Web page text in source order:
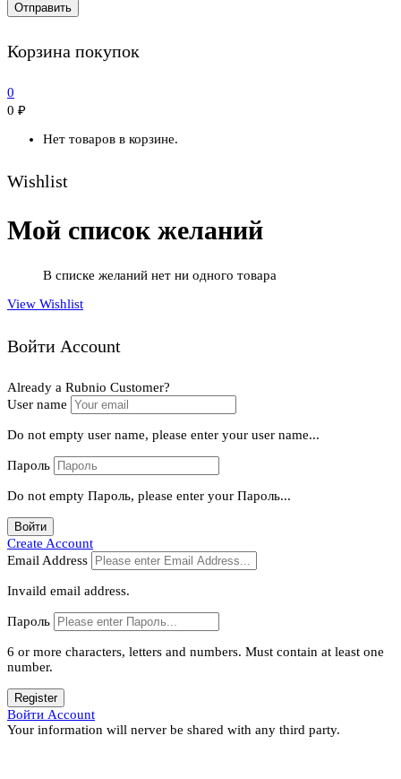
Корзина покупок
0
0 ₽
Нет товаров в корзине.
Wishlist
Мой список желаний
В списке желаний нет ни одного товара
View Wishlist
Войти Account
Already a Rubnio Customer?
User name
Do not empty user name, please enter your user name...
Пароль
Do not empty Пароль, please enter your Пароль...
Войти
Create Account
Email Address
Invaild email address.
Пароль
6 or more characters, letters and numbers. Must contain at least one
number.
Register
Войти Account
Your information will nerver be shared with any third party.